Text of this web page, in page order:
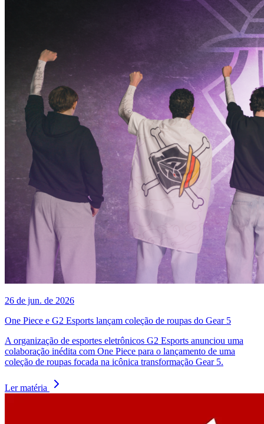
26 de jun. de 2026
One Piece e G2 Esports lançam coleção de roupas do Gear 5
A organização de esportes eletrônicos G2 Esports anunciou uma
colaboração inédita com One Piece para o lançamento de uma
coleção de roupas focada na icônica transformação Gear 5.
Ler matéria